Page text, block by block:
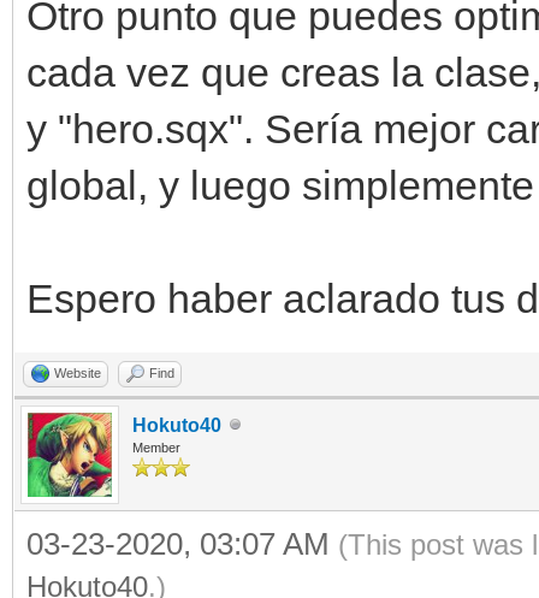
Otro punto que puedes
cada vez que creas la
y "hero.sqx". Sería mejor
global, y luego
Espero haber aclarado tus
Website Find
Hokuto40
Member
03-23-2020, 03:07 AM (This post was
Hokuto40.)